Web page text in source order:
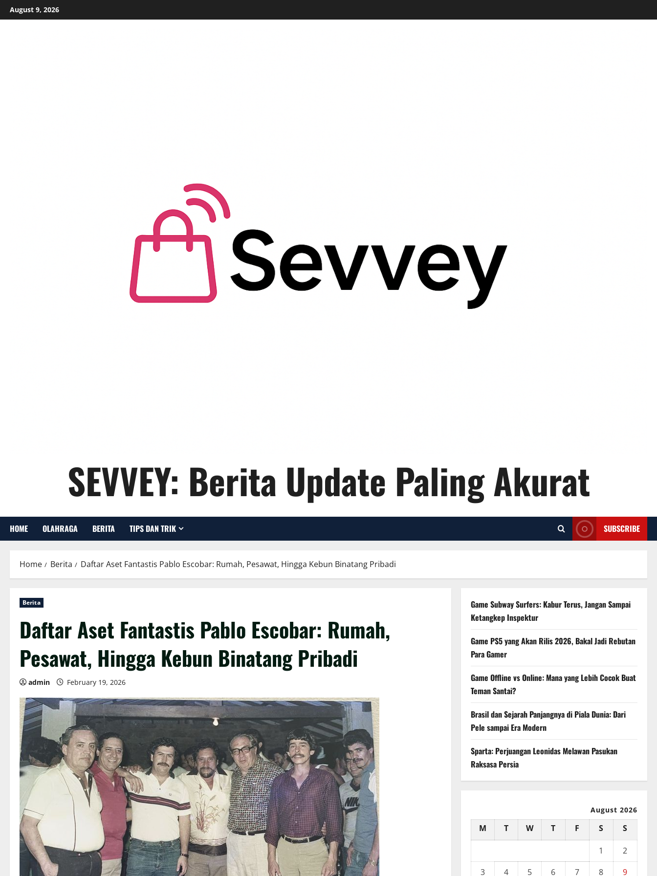
Skip
to
August 9, 2026
SEVVEY: Berita Update Paling Akurat
HOME OLAHRAGA BERITA TIPS DAN TRIK SUBSCRIBE
Home Berita Daftar Aset Fantastis Pablo Escobar: Rumah, Pesawat, Hingga Kebun Binatang Pribadi
Berita
Daftar Aset Fantastis Pablo Escobar: Rumah,
Pesawat, Hingga Kebun Binatang Pribadi
admin February 19, 2026
Game Subway Surfers: Kabur Terus, Jangan Sampai
Ketangkep Inspektur
Game PS5 yang Akan Rilis 2026, Bakal Jadi Rebutan
Para Gamer
Game Offline vs Online: Mana yang Lebih Cocok Buat
Teman Santai?
Brasil dan Sejarah Panjangnya di Piala Dunia: Dari
Pele sampai Era Modern
Sparta: Perjuangan Leonidas Melawan Pasukan
Raksasa Persia
August 2026
M T W T F S S
1
2
3
4 5 6 7 8 9